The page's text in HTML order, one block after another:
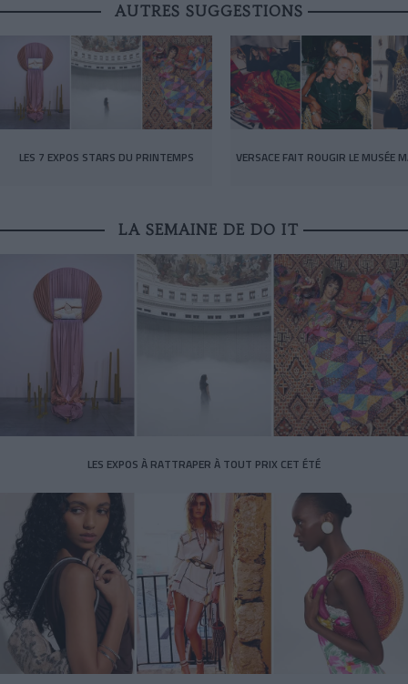
AUTRES SUGGESTIONS
LES 7 EXPOS STARS DU PRINTEMPS VERSACE FAIT ROUGIR LE MUSÉE
LA SEMAINE DE DO IT
LES EXPOS À RATTRAPER À TOUT PRIX CET ÉTÉ